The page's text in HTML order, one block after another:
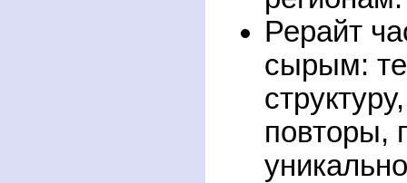
Рерайт
сырым:
повторы,